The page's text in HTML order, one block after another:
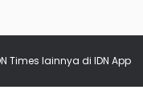
Times lainnya di IDN App